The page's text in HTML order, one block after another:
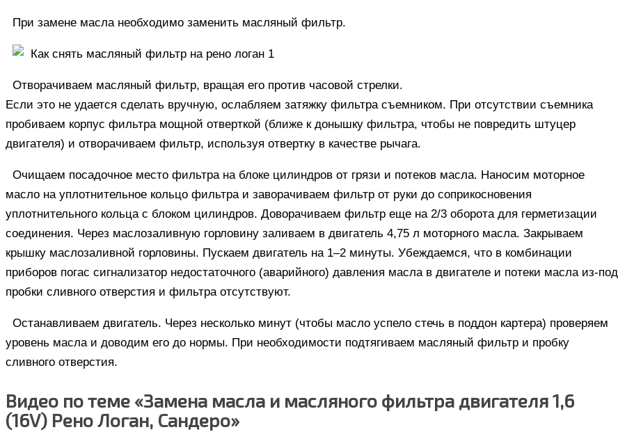
При замене масла необходимо заменить масляный фильтр.
Отворачиваем масляный фильтр, вращая его против часовой стрелки.
Если это не удается сделать вручную, ослабляем затяжку фильтра съемником. При отсутствии съемника
пробиваем корпус фильтра мощной отверткой (ближе к донышку фильтра, чтобы не повредить штуцер
двигателя) и отворачиваем фильтр, используя отвертку в качестве рычага.
Очищаем посадочное место фильтра на блоке цилиндров от грязи и потеков масла. Наносим моторное
масло на уплотнительное кольцо фильтра и заворачиваем фильтр от руки до соприкосновения
уплотнительного кольца с блоком цилиндров. Доворачиваем фильтр еще на 2/3 оборота для герметизации
соединения. Через маслозаливную горловину заливаем в двигатель 4,75 л моторного масла. Закрываем
крышку маслозаливной горловины. Пускаем двигатель на 1–2 минуты. Убеждаемся, что в комбинации
приборов погас сигнализатор недостаточного (аварийного) давления масла в двигателе и потеки масла из-под
пробки сливного отверстия и фильтра отсутствуют.
Останавливаем двигатель. Через несколько минут (чтобы масло успело стечь в поддон картера) проверяем
уровень масла и доводим его до нормы. При необходимости подтягиваем масляный фильтр и пробку
сливного отверстия.
Видео по теме «Замена масла и масляного фильтра двигателя 1,6
(16V) Рено Логан, Сандеро»